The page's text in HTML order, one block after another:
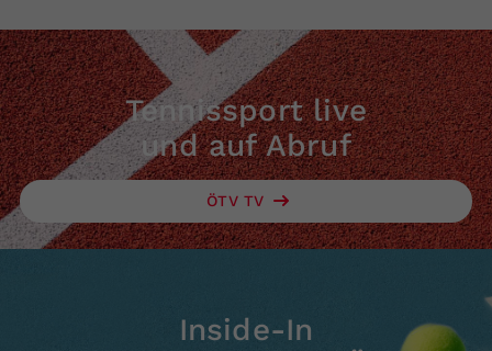
Tennissport live
und auf Abruf
ÖTV TV
Inside-In